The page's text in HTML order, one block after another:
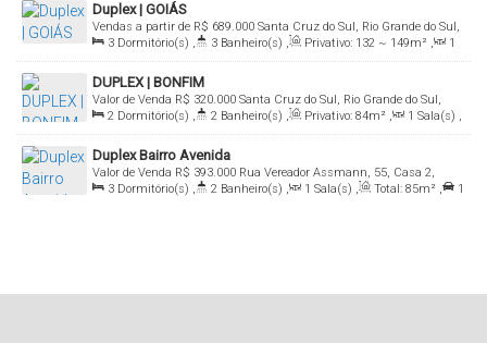
12m
Duplex | GOIÁS
R$ 689.000
Vendas a partir de
Santa Cruz do Sul, Rio Grande do Sul,
Brasil
3 Dormitório(s) , 3 Banheiro(s) , Privativo: 132 ~ 149m² ,
1
Sala(s) , 1 Suíte(s) , 1 Vaga(s)
DUPLEX | BONFIM
R$ 320.000
Valor de Venda
Santa Cruz do Sul, Rio Grande do Sul,
Brasil
2 Dormitório(s) , 2 Banheiro(s) , Privativo: 84m² , 1 Sala(s) ,
1 Vaga(s)
Duplex Bairro Avenida
R$ 393.000
Valor de Venda
Rua Vereador Assmann, 55, Casa 2,
96815-320, Avenida, Santa Cruz do Sul, Rio Grande do Sul, Brasil
3 Dormitório(s) , 2 Banheiro(s) , 1 Sala(s) , Total: 85m² ,
1